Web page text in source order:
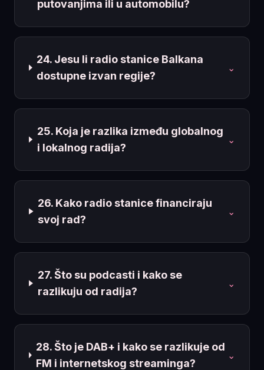
putovanjima ili u automobilu?
24. Jesu li radio stanice Balkana
dostupne izvan regije?
⌄
25. Koja je razlika između globalnog
i lokalnog radija?
⌄
26. Kako radio stanice financiraju
svoj rad?
⌄
27. Što su podcasti i kako se
razlikuju od radija?
⌄
28. Što je DAB+ i kako se razlikuje od
FM i internetskog streaminga?
⌄